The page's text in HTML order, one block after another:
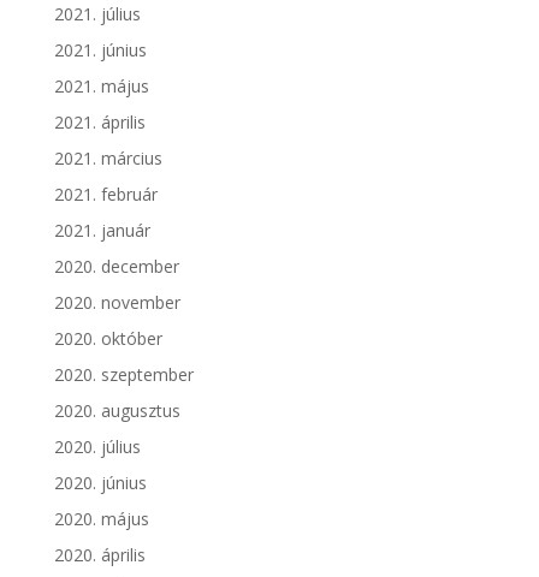
2021. július
2021. június
2021. május
2021. április
2021. március
2021. február
2021. január
2020. december
2020. november
2020. október
2020. szeptember
2020. augusztus
2020. július
2020. június
2020. május
2020. április